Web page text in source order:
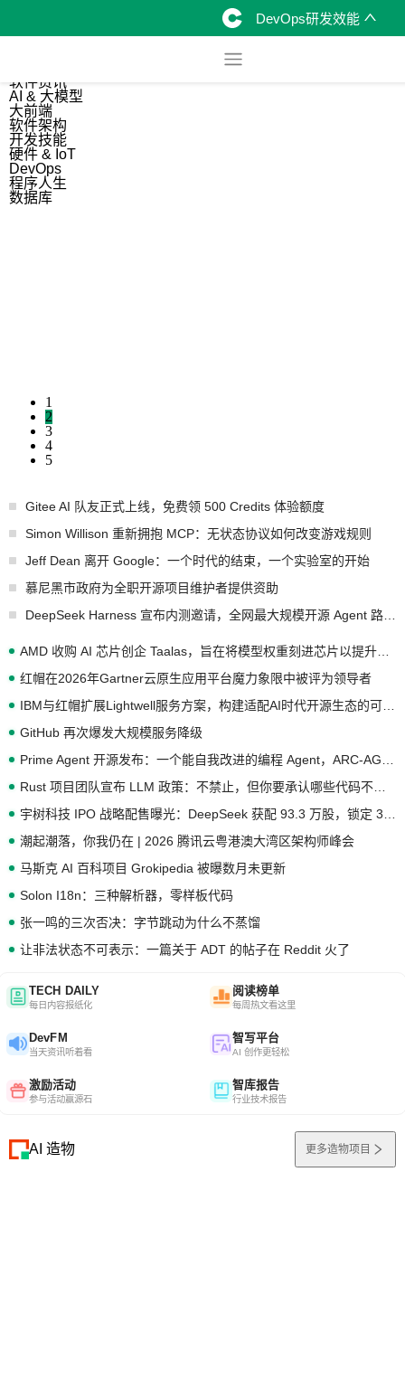
DevOps研发效能
软件资讯
AI & 大模型
大前端
软件架构
开发技能
硬件 & IoT
DevOps
程序人生
数据库
1
2
3
4
5
Gitee AI 队友正式上线，免费领 500 Credits 体验额度
Simon Willison 重新拥抱 MCP：无状态协议如何改变游戏规则
Jeff Dean 离开 Google：一个时代的结束，一个实验室的开始
慕尼黑市政府为全职开源项目维护者提供资助
红帽在2026年Gartner云原生应用平台魔力象限中被评为领导者
GitHub 再次爆发大规模服务降级
潮起潮落，你我仍在 | 2026 腾讯云粤港澳大湾区架构师峰会
马斯克 AI 百科项目 Grokipedia 被曝数月未更新
Solon I18n：三种解析器，零样板代码
张一鸣的三次否决：字节跳动为什么不蒸馏
让非法状态不可表示：一篇关于 ADT 的帖子在 Reddit 火了
TECH DAILY
每日内容报纸化
阅读榜单
每周热文看这里
DevFM
当天资讯听着看
智写平台
AI 创作更轻松
激励活动
参与活动赢源石
智库报告
行业技术报告
AI 造物 更多造物项目